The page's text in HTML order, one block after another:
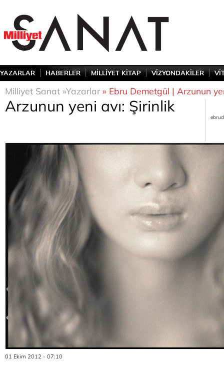
YAZARLAR HABERLER MİLLİYET KİTAP VİZYONDAKİLER
Milliyet Sanat »Yazarlar» Ebru Demetgül | Arzunun
Arzunun yeni avı: Şirinlik
01 Ekim 2012 - 07:10